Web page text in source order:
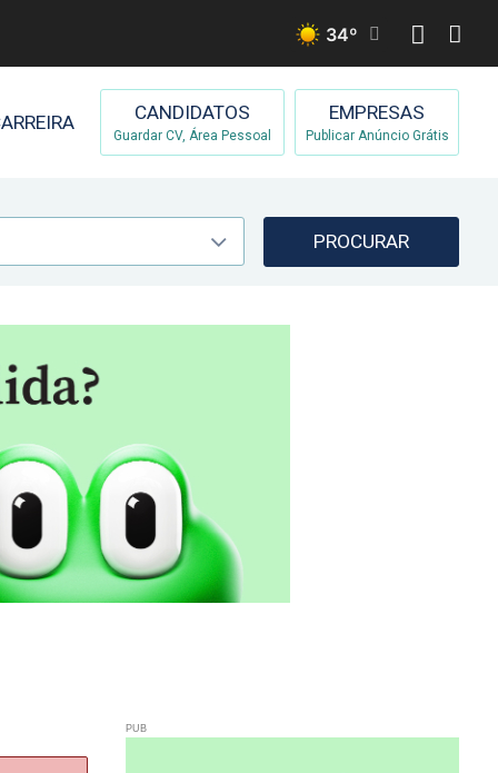
34º
CANDIDATOS
Guardar CV, Área Pessoal
EMPRESAS
Publicar Anúncio Grátis
PROCURAR